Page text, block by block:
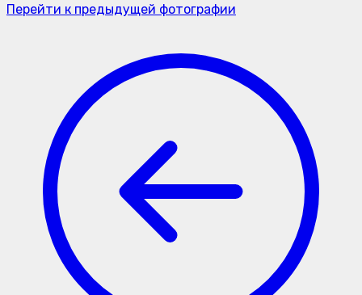
Перейти к предыдущей фотографии